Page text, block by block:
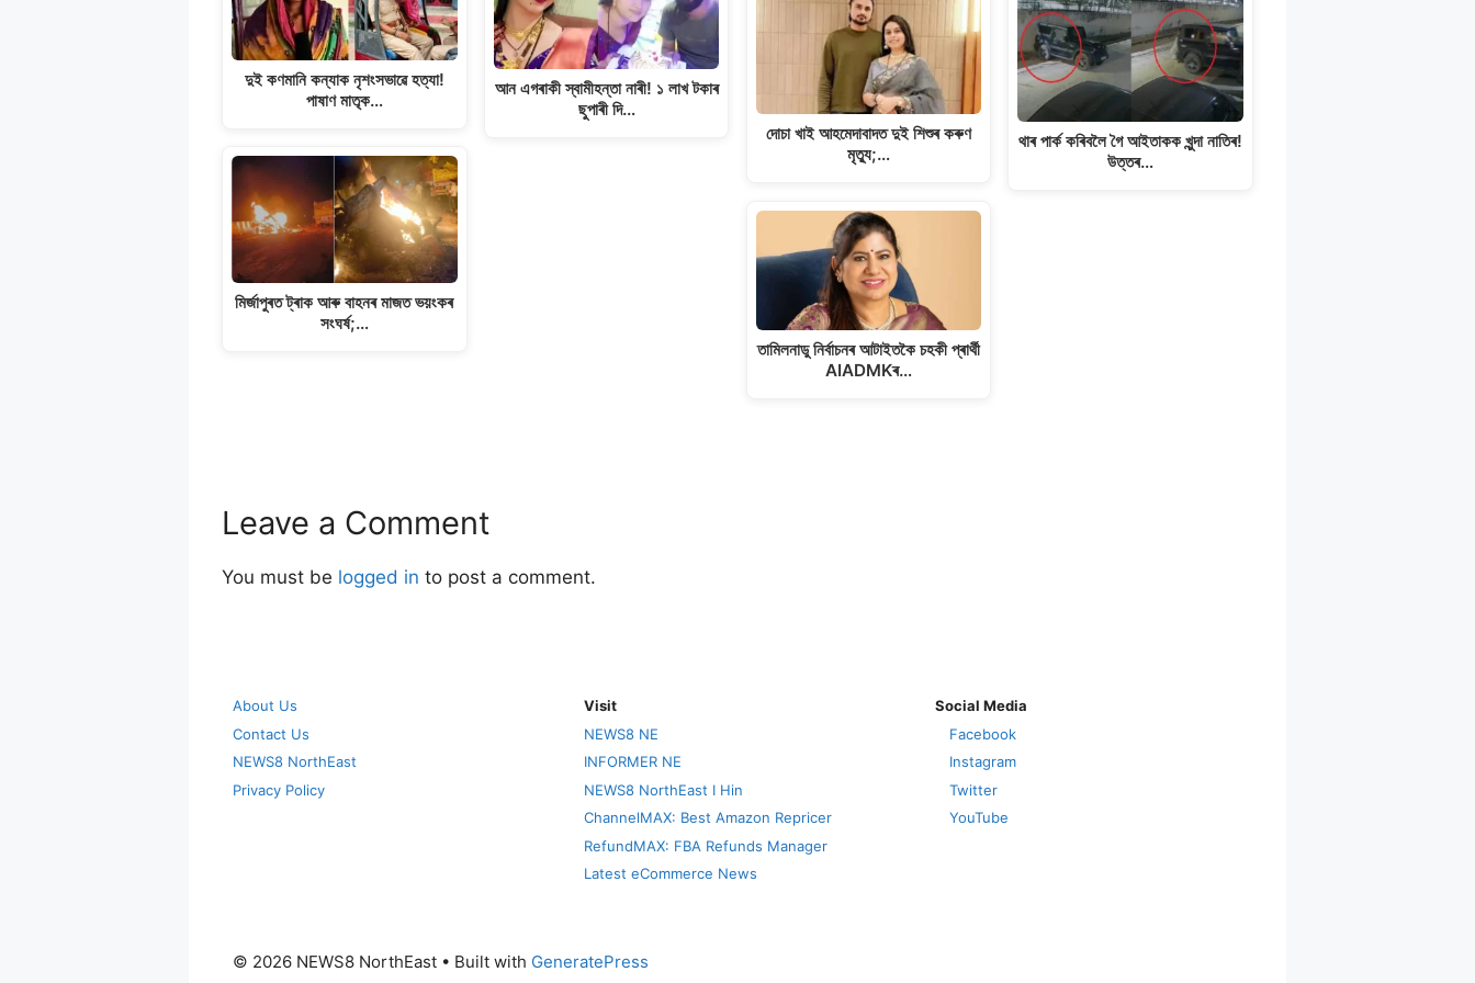
দুই কণমানি কন্যাক নৃশংসভাৱে হত্যা!
পাষাণ মাতৃক…
মিৰ্জাপুৰত ট্ৰাক আৰু বাহনৰ মাজত ভয়ংকৰ
সংঘৰ্ষ;…
আন এগৰাকী স্বামীহন্তা নাৰী! ১ লাখ টকাৰ
ছুপাৰী দি…
দোচা খাই আহমেদাবাদত দুই শিশুৰ কৰুণ
মৃত্যু;…
তামিলনাডু নিৰ্বাচনৰ আটাইতকৈ চহকী প্ৰাৰ্থী
AIADMKৰ…
থাৰ পাৰ্ক কৰিবলৈ গৈ আইতাকক খুন্দা নাতিৰ!
উত্তৰ…
Leave a Comment
You must be logged in to post a comment.
About Us
Contact Us
NEWS8 NorthEast
Privacy Policy
Visit
NEWS8 NE
INFORMER NE
NEWS8 NorthEast I Hin
ChannelMAX: Best Amazon Repricer
RefundMAX: FBA Refunds Manager
Latest eCommerce News
Social Media
Facebook
Instagram
Twitter
YouTube
© 2026 NEWS8 NorthEast • Built with GeneratePress